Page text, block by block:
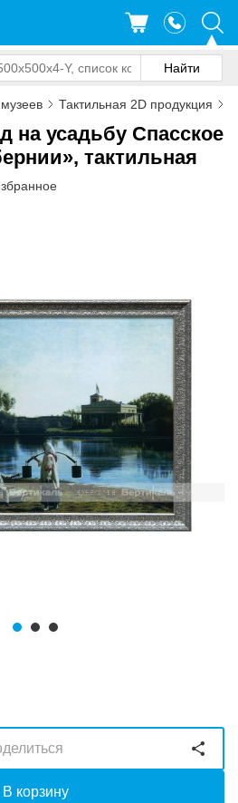
Тактильная 2D продукция
на усадьбу Спасское
тактильная
В корзину